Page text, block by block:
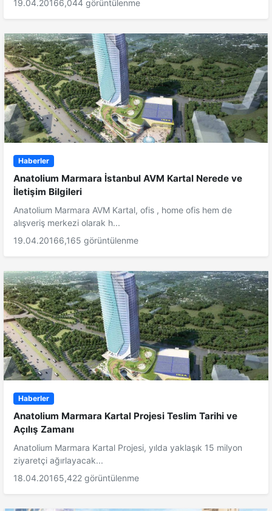
19.04.20166,044 görüntülenme
Haberler
Anatolium Marmara İstanbul AVM Kartal Nerede ve
İletişim Bilgileri
Anatolium Marmara AVM Kartal, ofis , home ofis hem de
alışveriş merkezi olarak h...
19.04.20166,165 görüntülenme
Haberler
Anatolium Marmara Kartal Projesi Teslim Tarihi ve
Açılış Zamanı
Anatolium Marmara Kartal Projesi, yılda yaklaşık 15 milyon
ziyaretçi ağırlayacak...
18.04.20165,422 görüntülenme